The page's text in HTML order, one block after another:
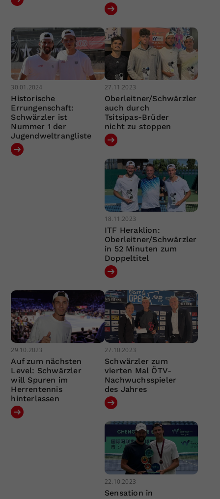
30.01.2024
Historische
Errungenschaft:
Schwärzler ist
Nummer 1 der
Jugendweltrangliste
27.11.2023
Oberleitner/Schwärzler
auch durch
Tsitsipas-Brüder
nicht zu stoppen
18.11.2023
ITF Heraklion:
Oberleitner/Schwärzler
in 52 Minuten zum
Doppeltitel
29.10.2023
Auf zum nächsten
Level: Schwärzler
will Spuren im
Herrentennis
hinterlassen
27.10.2023
Schwärzler zum
vierten Mal ÖTV-
Nachwuchsspieler
des Jahres
22.10.2023
Sensation in